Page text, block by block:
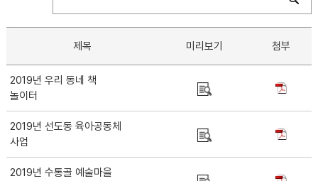
제목 미리보기 첨부
2019년 우리 동네 책
놀이터
2019년 선도동 육아공동체
사업
2019년 수통골 예술마을